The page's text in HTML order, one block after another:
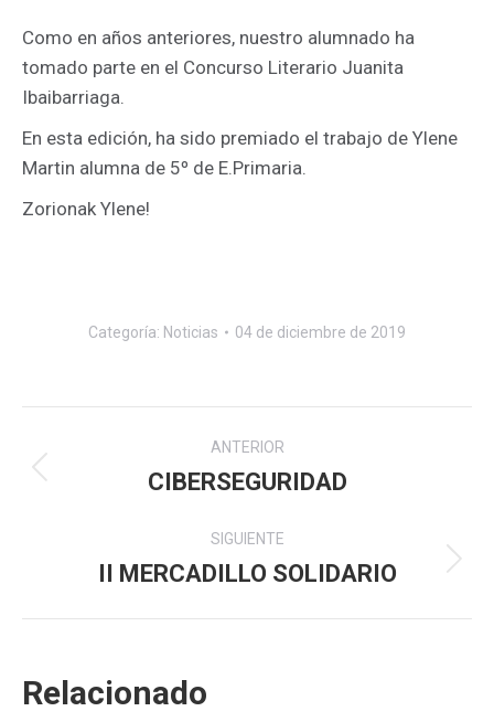
Como en años anteriores, nuestro alumnado ha
tomado parte en el Concurso Literario Juanita
Ibaibarriaga.
En esta edición, ha sido premiado el trabajo de Ylene
Martin alumna de 5º de E.Primaria.
Zorionak Ylene!
Categoría: Noticias 04 de diciembre de 2019
Navegación
entre
publicaciones
ANTERIOR
Publicación
CIBERSEGURIDAD
SIGUIENTE
Publicación
II MERCADILLO SOLIDARIO
Relacionado